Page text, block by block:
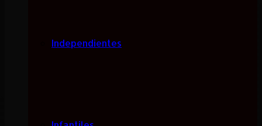
Independientes